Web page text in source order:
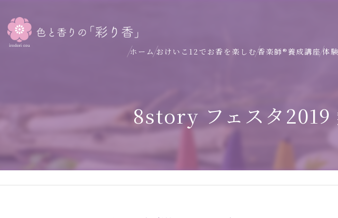
ホームおけいこ12でお香を楽しむ香楽師®養成講座体
8story フェスタ